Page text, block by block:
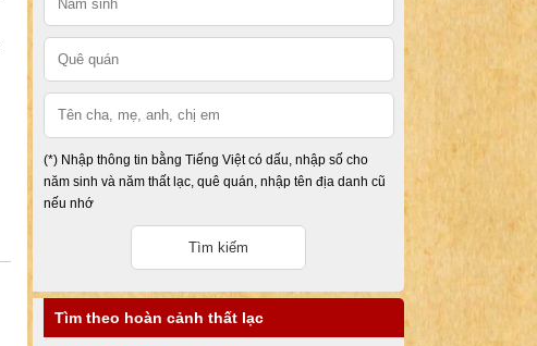
(*) Nhập thông tin bằng Tiếng Việt có dấu, nhập số cho
năm sinh và năm thất lạc, quê quán, nhập tên địa danh cũ
nếu nhớ
Tìm theo hoàn cảnh thất lạc